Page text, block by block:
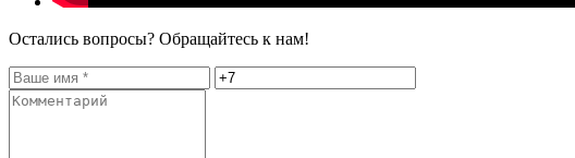
Остались вопросы? Обращайтесь к нам!